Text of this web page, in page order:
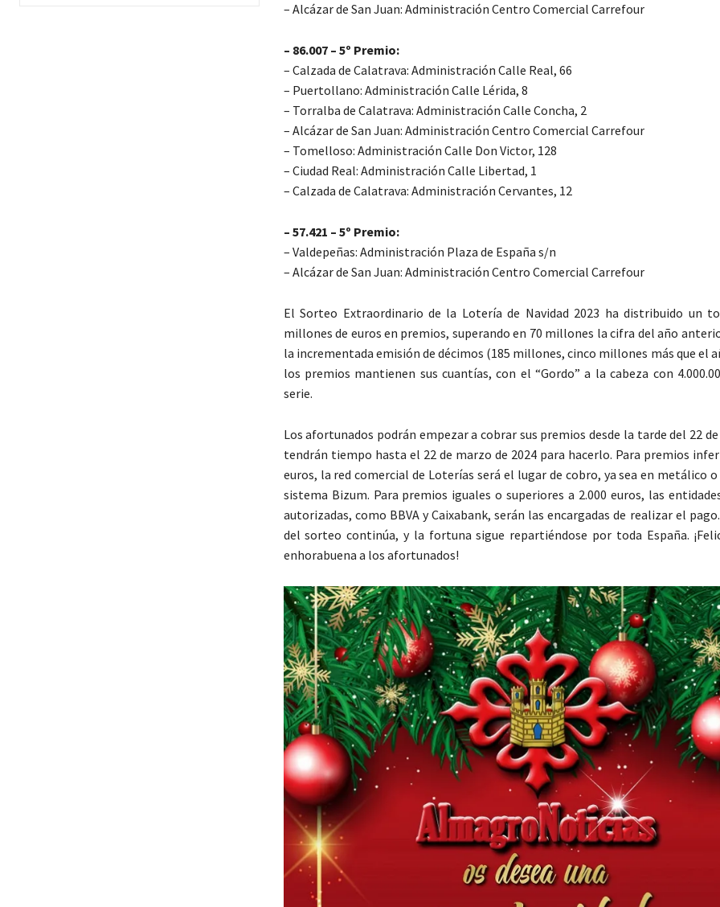
– Alcázar de San Juan: Administración Centro Comercial Carrefour
– 86.007 – 5º Premio:
– Calzada de Calatrava: Administración Calle Real, 66
– Puertollano: Administración Calle Lérida, 8
– Torralba de Calatrava: Administración Calle Concha, 2
– Alcázar de San Juan: Administración Centro Comercial Carrefour
– Tomelloso: Administración Calle Don Victor, 128
– Ciudad Real: Administración Calle Libertad, 1
– Calzada de Calatrava: Administración Cervantes, 12
– 57.421 – 5º Premio:
– Valdepeñas: Administración Plaza de España s/n
– Alcázar de San Juan: Administración Centro Comercial Carrefour
El Sorteo Extraordinario de la Lotería de Navidad 2023 ha distribuido un
millones de euros en premios, superando en 70 millones la cifra del año
la incrementada emisión de décimos (185 millones, cinco millones más que el
los premios mantienen sus cuantías, con el “Gordo” a la cabeza con
serie.
Los afortunados podrán empezar a cobrar sus premios desde la tarde del 22
tendrán tiempo hasta el 22 de marzo de 2024 para hacerlo. Para premios
euros, la red comercial de Loterías será el lugar de cobro, ya sea en metálico
sistema Bizum. Para premios iguales o superiores a 2.000 euros, las
autorizadas, como BBVA y Caixabank, serán las encargadas de realizar el
del sorteo continúa, y la fortuna sigue repartiéndose por toda España.
enhorabuena a los afortunados!